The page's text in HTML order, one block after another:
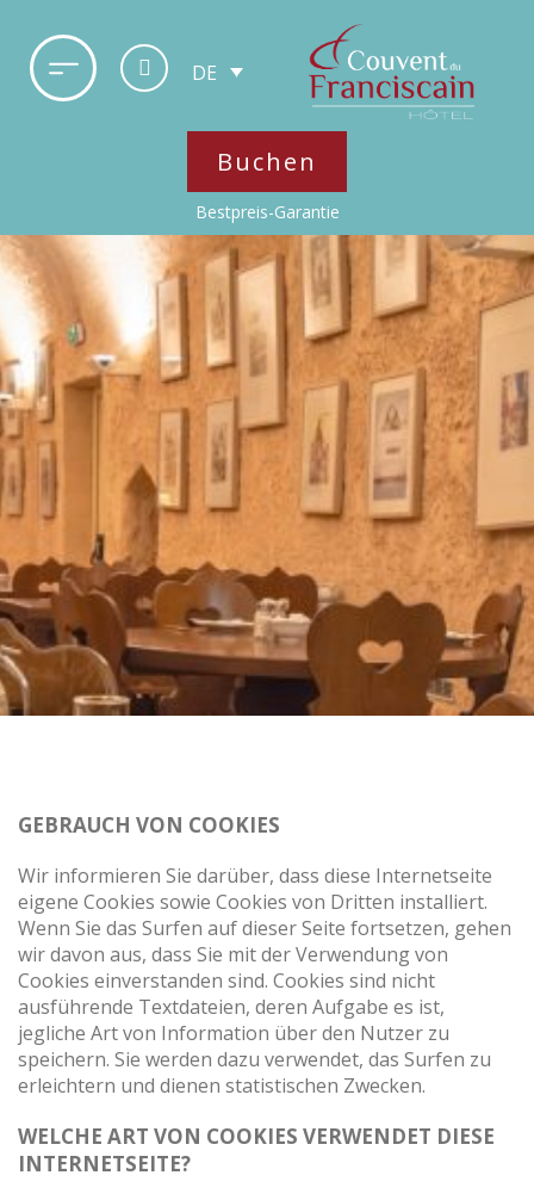
DE
Buchen
Bestpreis-Garantie
GEBRAUCH VON COOKIES
Wir informieren Sie darüber, dass diese Internetseite
eigene Cookies sowie Cookies von Dritten installiert.
Wenn Sie das Surfen auf dieser Seite fortsetzen, gehen
wir davon aus, dass Sie mit der Verwendung von
Cookies einverstanden sind. Cookies sind nicht
ausführende Textdateien, deren Aufgabe es ist,
jegliche Art von Information über den Nutzer zu
speichern. Sie werden dazu verwendet, das Surfen zu
erleichtern und dienen statistischen Zwecken.
WELCHE ART VON COOKIES VERWENDET DIESE
INTERNETSEITE?